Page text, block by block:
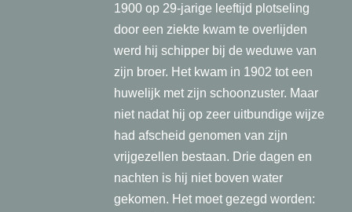
1900 op 29-jarige leeftijd plotseling
door een ziekte kwam te overlijden
werd hij schipper bij de weduwe van
zijn broer. Het kwam in 1902 tot een
huwelijk met zijn schoonzuster. Maar
niet nadat hij op zeer uitbundige wijze
had afscheid genomen van zijn
vrijgezellen bestaan. Drie dagen en
nachten is hij niet boven water
gekomen. Het moet gezegd worden: